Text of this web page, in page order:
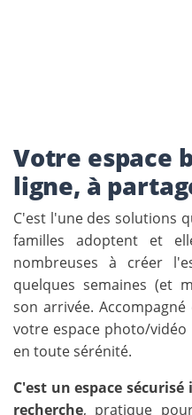
Votre espace
ligne, à
C'est l'une des solutions
familles adoptent et
nombreuses à créer
quelques semaines (et
son arrivée.
votre espace photo/
en toute sérénité.
C'est un espace
recherche, pratique